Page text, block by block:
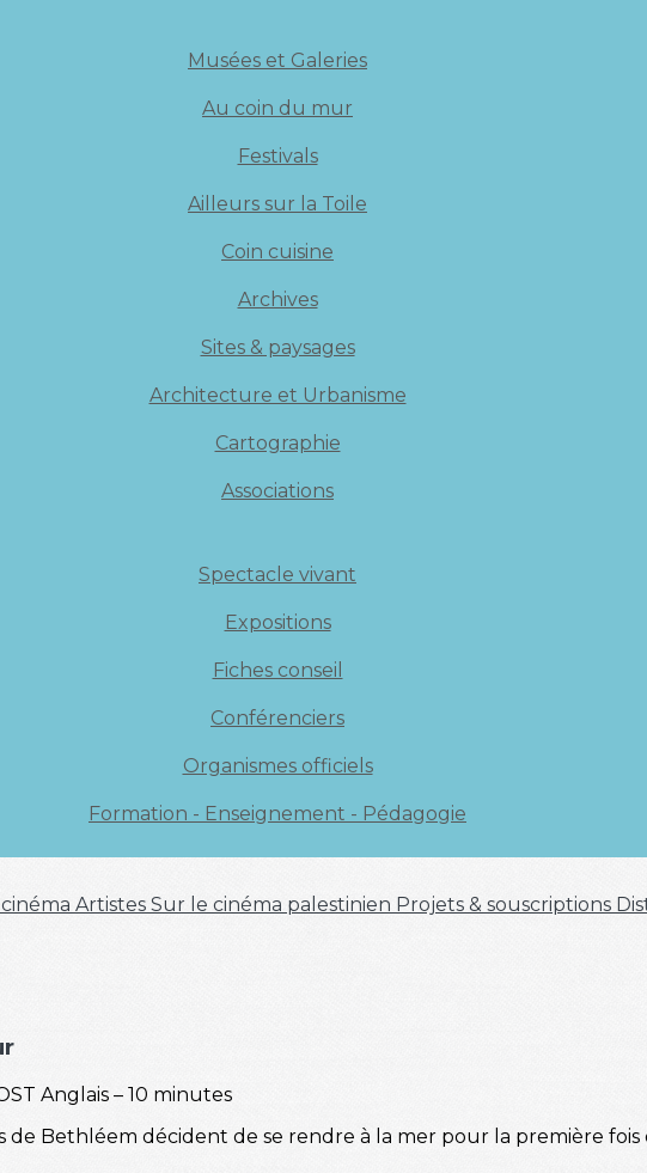
Musées et Galeries
Au coin du mur
Festivals
Ailleurs sur la Toile
Coin cuisine
Archives
Sites & paysages
Architecture et Urbanisme
Cartographie
Associations
Spectacle vivant
Expositions
Fiches conseil
Conférenciers
Organismes officiels
Formation - Enseignement - Pédagogie
Artistes Sur le cinéma palestinien Projets & souscriptions
Anglais – 10 minutes
Bethléem décident de se rendre à la mer pour la première fois